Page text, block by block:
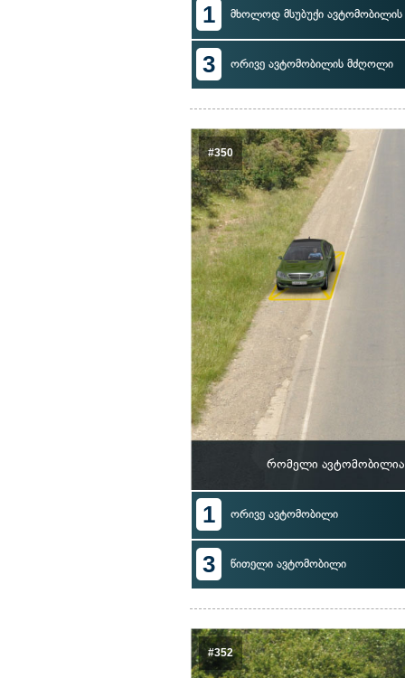
1 მხოლოდ მსუბუქი
3 ორივე ავტომობილის მძღოლი
#350
რომელი ავტომობილია
1 ორივე ავტომობილი
3 წითელი ავტომობილი
#352